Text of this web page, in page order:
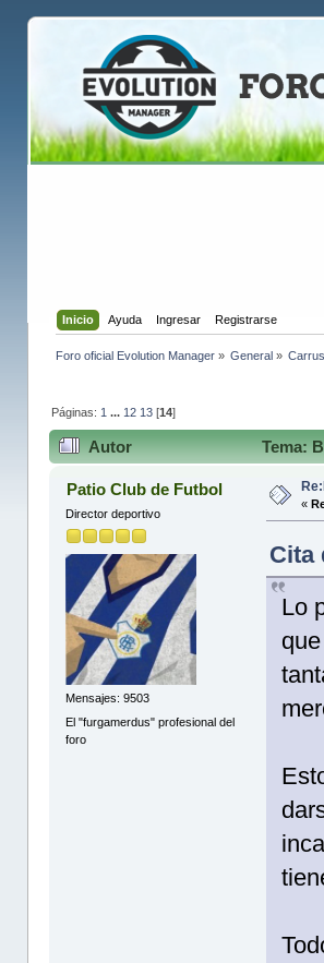
Inicio Ayuda Ingresar Registrarse
Foro oficial Evolution Manager» General »
Páginas: 1 ... 12 13[14]
Autor Tema:
Patio Club de Futbol
Director deportivo
Mensajes: 9503
El "furgamerdus" profesional del
foro
«
Cita
Lo